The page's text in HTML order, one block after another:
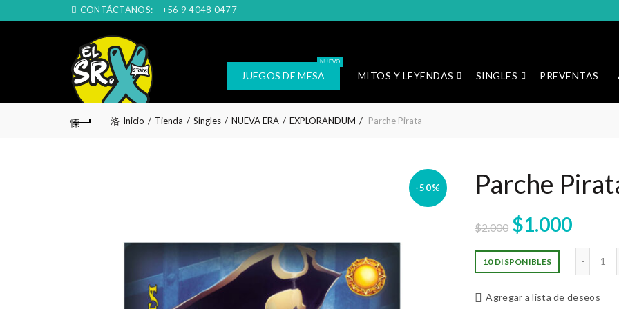
CONTÁCTANOS: +56 9 4048 0477
JUEGOS DE MESA
NUEVO
MITOS Y LEYENDAS SINGLES PREVENTAS
Inicio Tienda Singles NUEVA ERA EXPLORANDUM Parche Pirata
-50% Parche
$2.000 El
precio
$1.000El
10 DISPONIBLES
Agregar a lista de deseos